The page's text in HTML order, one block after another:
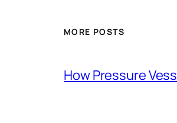
MORE POSTS
How Pressure